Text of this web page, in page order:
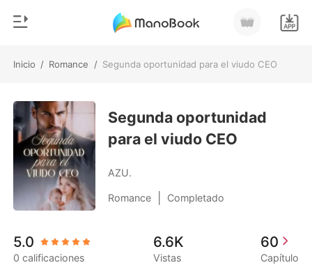
Inicio / Romance / Segunda oportunidad para el viudo CEO
Recargar
Historia
Salir
Instalar APP
Género
Moderno
Hombre Lobo
Cuentos
Urbano
Segunda oportunidad
para el viudo CEO
AZU.
Romance Completado
5.0
0 calificaciones
6.6K
Vistas
60
Capítulo